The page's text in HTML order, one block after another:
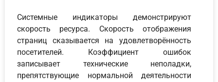
Системные индикаторы демонстрируют
скорость ресурса. Скорость отображения
страниц сказывается на удовлетворённость
посетителей. Коэффициент ошибок
записывает технические неполадки,
препятствующие нормальной деятельности